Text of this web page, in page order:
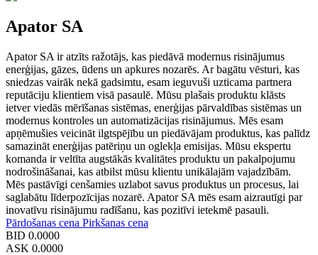
Apator SA
Apator SA ir atzīts ražotājs, kas piedāvā modernus risinājumus
enerģijas, gāzes, ūdens un apkures nozarēs. Ar bagātu vēsturi, kas
sniedzas vairāk nekā gadsimtu, esam ieguvuši uzticama partnera
reputāciju klientiem visā pasaulē. Mūsu plašais produktu klāsts
ietver viedās mērīšanas sistēmas, enerģijas pārvaldības sistēmas un
modernus kontroles un automatizācijas risinājumus. Mēs esam
apņēmušies veicināt ilgtspējību un piedāvājam produktus, kas palīdz
samazināt enerģijas patēriņu un oglekļa emisijas. Mūsu ekspertu
komanda ir veltīta augstākās kvalitātes produktu un pakalpojumu
nodrošināšanai, kas atbilst mūsu klientu unikālajām vajadzībām.
Mēs pastāvīgi cenšamies uzlabot savus produktus un procesus, lai
saglabātu līderpozīcijas nozarē. Apator SA mēs esam aizrautīgi par
inovatīvu risinājumu radīšanu, kas pozitīvi ietekmē pasauli.
Pārdošanas cena Pirkšanas cena
BID 0.0000
ASK 0.0000